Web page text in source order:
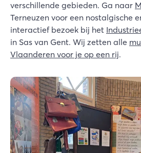
verschillende gebieden. Ga naar
Terneuzen voor een nostalgische
interactief bezoek bij het
in Sas van Gent. Wij zetten alle
Vlaanderen voor je op een rij.